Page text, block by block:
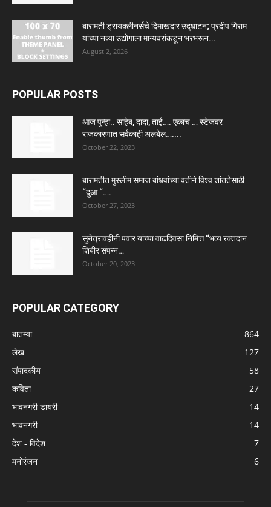
बारामती ड्रायक्लीनर्सचे दिमाखदार उद्घाटन; प्रदीप गिराम
यांच्या नव्या उद्योगाला मान्यवरांकडून भरभरून...
August 2, 2026
POPULAR POSTS
आज पुन्हा.. साहेब, दादा, ताई…. एकाच … स्टेजवर
राजकारणात सर्वकाही अलबेल…....
October 22, 2023
बारामतीत मुस्लीम समाज बांधवांच्या वतीने विश्व शांततेसाठी
“दुआ “….
October 27, 2023
सुनेत्रावहीनी पवार यांच्या वाढदिवसा निमित्त “भव्य रक्तदान
शिबीर संपन्न…
October 20, 2023
POPULAR CATEGORY
बातम्या
864
लेख
127
संपादकीय
58
कविता
27
भावनगरी डायरी
14
भावनगरी
14
देश - विदेश
7
मनोरंजन
6